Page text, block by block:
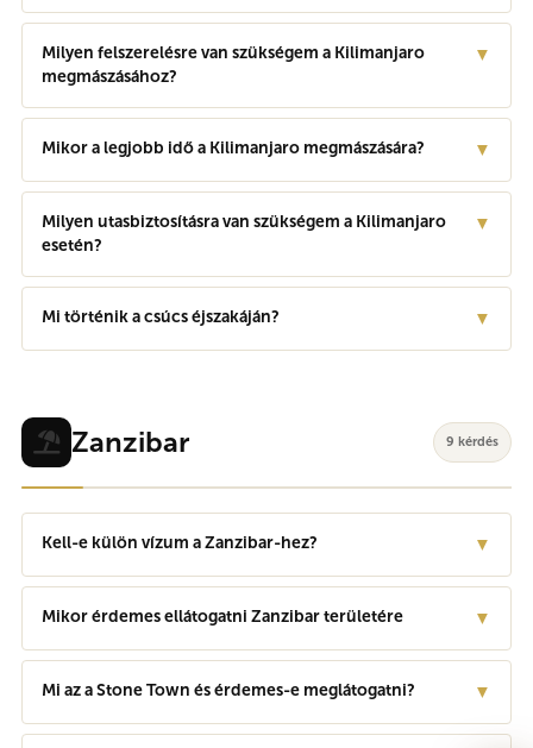
Milyen felszerelésre van szükségem a Kilimanjaro
megmászásához?
▼
Mikor a legjobb idő a Kilimanjaro megmászására? ▼
Milyen utasbiztosításra van szükségem a Kilimanjaro
esetén?
▼
Mi történik a csúcs éjszakáján? ▼
Zanzibar 9 kérdés
Kell-e külön vízum a Zanzibar-hez? ▼
Mikor érdemes ellátogatni Zanzibar területére ▼
Mi az a Stone Town és érdemes-e meglátogatni? ▼